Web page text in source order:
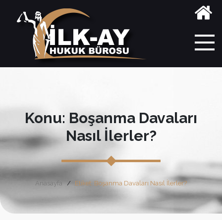
Konu: Boşanma Davaları
Nasıl İlerler?
Anasayfa Etiket: Boşanma Davaları Nasıl İlerler?